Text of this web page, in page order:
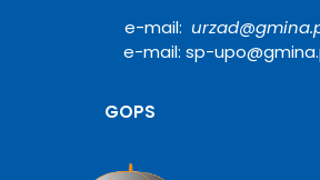
e-mail:
e-mail: sp-
GOPS